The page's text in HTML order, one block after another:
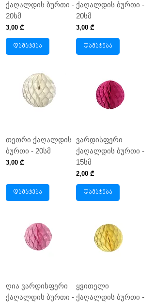
ქაღალდის ბურთი -
20სმ
Price
3,00 ₾
დამატება
ქაღალდის ბურთი -
20სმ
Price
3,00 ₾
დამატება
თეთრი ქაღალდის
ბურთი - 20სმ
Price
3,00 ₾
დამატება
ვარდისფერი
ქაღალდის ბურთი -
15სმ
Price
2,00 ₾
დამატება
ღია ვარდისფერი
ქაღალდის ბურთი -
ყვითელი
ქაღალდის ბურთი -